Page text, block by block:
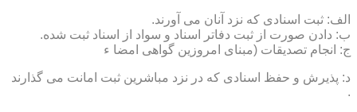
الف: ثبت اسنادی كه نزد آنان می آورند.
ب: دادن صورت از ثبت دفاتر اسناد و سواد از اسناد ثبت شده.
ج: انجام تصدیقات (مبنای امروزین گواهی امضا ء
د: پذیرش و حفظ اسنادی كه در نزد مباشرین ثبت امانت می گذارند
.